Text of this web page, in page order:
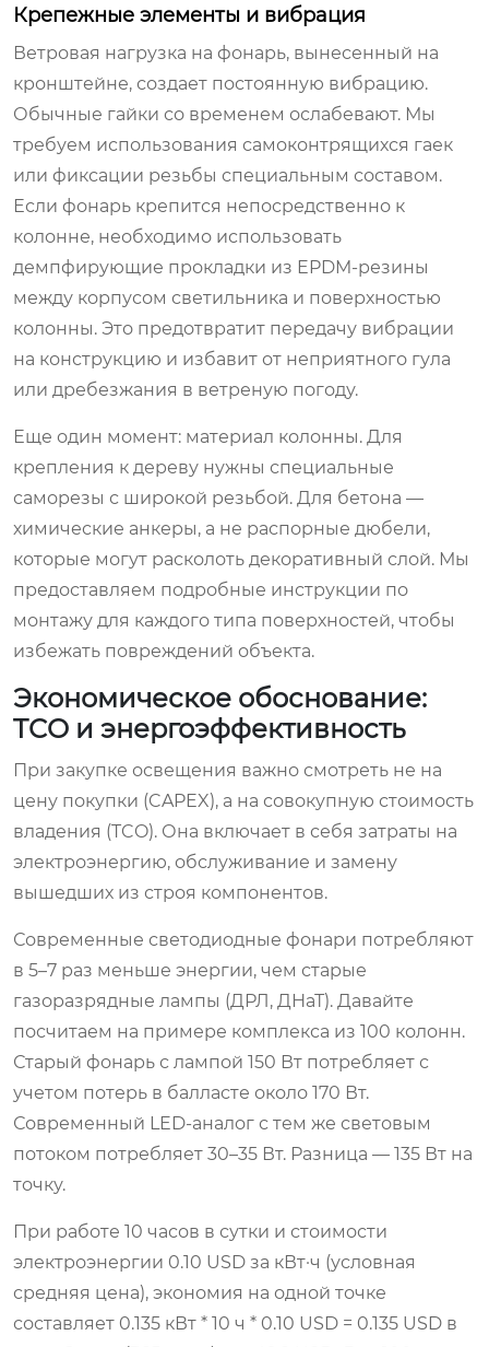
Крепежные элементы и вибрация
Ветровая нагрузка на фонарь, вынесенный на
кронштейне, создает постоянную вибрацию.
Обычные гайки со временем ослабевают. Мы
требуем использования самоконтрящихся гаек
или фиксации резьбы специальным составом.
Если фонарь крепится непосредственно к
колонне, необходимо использовать
демпфирующие прокладки из EPDM-резины
между корпусом светильника и поверхностью
колонны. Это предотвратит передачу вибрации
на конструкцию и избавит от неприятного гула
или дребезжания в ветреную погоду.
Еще один момент: материал колонны. Для
крепления к дереву нужны специальные
саморезы с широкой резьбой. Для бетона —
химические анкеры, а не распорные дюбели,
которые могут расколоть декоративный слой. Мы
предоставляем подробные инструкции по
монтажу для каждого типа поверхностей, чтобы
избежать повреждений объекта.
Экономическое обоснование:
TCO и энергоэффективность
При закупке освещения важно смотреть не на
цену покупки (CAPEX), а на совокупную стоимость
владения (TCO). Она включает в себя затраты на
электроэнергию, обслуживание и замену
вышедших из строя компонентов.
Современные светодиодные фонари потребляют
в 5–7 раз меньше энергии, чем старые
газоразрядные лампы (ДРЛ, ДНаТ). Давайте
посчитаем на примере комплекса из 100 колонн.
Старый фонарь с лампой 150 Вт потребляет с
учетом потерь в балласте около 170 Вт.
Современный LED-аналог с тем же световым
потоком потребляет 30–35 Вт. Разница — 135 Вт на
точку.
При работе 10 часов в сутки и стоимости
электроэнергии 0.10 USD за кВт·ч (условная
средняя цена), экономия на одной точке
составляет 0.135 кВт * 10 ч * 0.10 USD = 0.135 USD в